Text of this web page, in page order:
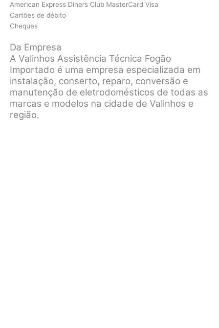
American Express Diners Club MasterCard Visa
Cartões de débito
Cheques
Da Empresa
A Valinhos Assistência Técnica Fogão
Importado é uma empresa especializada em
instalação, conserto, reparo, conversão e
manutenção de eletrodomésticos de todas as
marcas e modelos na cidade de Valinhos e
região.